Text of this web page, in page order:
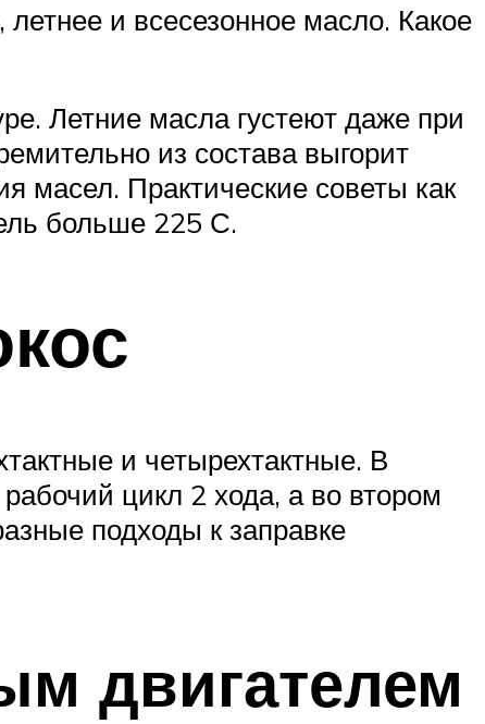
и всесезонное масло. Какое
Летние масла густеют даже при
из состава выгорит
масел. Практические советы как
больше 225 С.
и четырехтактные. В
цикл 2 хода, а во втором
подходы к заправке
двигателем